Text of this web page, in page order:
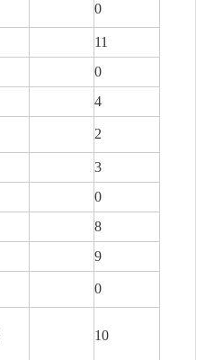
0
11
0
4
2
3
0
8
9
0
10